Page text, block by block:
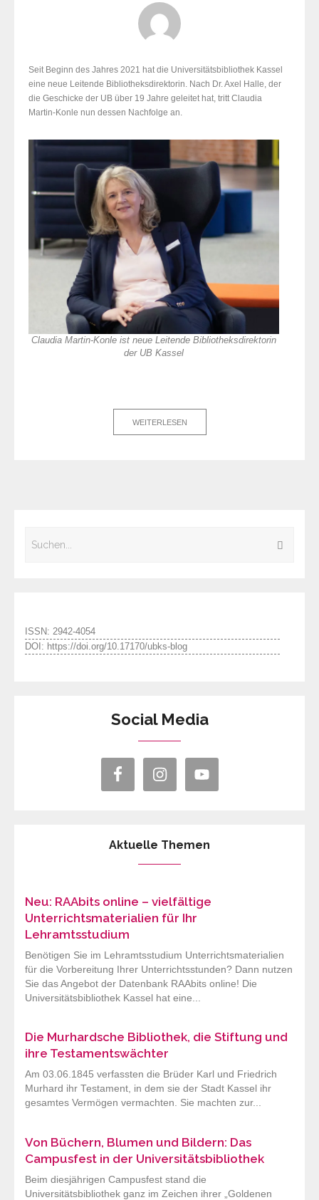
Seit Beginn des Jahres 2021 hat die Universitätsbibliothek Kassel
eine neue Leitende Bibliotheksdirektorin. Nach Dr. Axel Halle, der
die Geschicke der UB über 19 Jahre geleitet hat, tritt Claudia
Martin-Konle nun dessen Nachfolge an.
Claudia Martin-Konle ist neue Leitende Bibliotheksdirektorin
der UB Kassel
WEITERLESEN
ISSN: 2942-4054
DOI: https://doi.org/10.17170/ubks-blog
Social Media
Aktuelle Themen
Neu: RAAbits online – vielfältige
Unterrichtsmaterialien für Ihr
Lehramtsstudium
Benötigen Sie im Lehramtsstudium Unterrichtsmaterialien
für die Vorbereitung Ihrer Unterrichtsstunden? Dann nutzen
Sie das Angebot der Datenbank RAAbits online! Die
Universitätsbibliothek Kassel hat eine...
Die Murhardsche Bibliothek, die Stiftung und
ihre Testamentswächter
Am 03.06.1845 verfassten die Brüder Karl und Friedrich
Murhard ihr Testament, in dem sie der Stadt Kassel ihr
gesamtes Vermögen vermachten. Sie machten zur...
Von Büchern, Blumen und Bildern: Das
Campusfest in der Universitätsbibliothek
Beim diesjährigen Campusfest stand die
Universitätsbibliothek ganz im Zeichen ihrer „Goldenen